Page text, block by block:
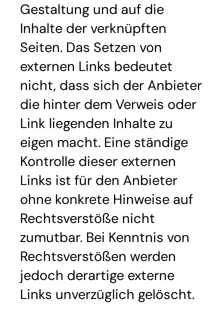
Gestaltung und auf die
Inhalte der verknüpften
Seiten. Das Setzen von
externen Links bedeutet
nicht, dass sich der Anbieter
die hinter dem Verweis oder
Link liegenden Inhalte zu
eigen macht. Eine ständige
Kontrolle dieser externen
Links ist für den Anbieter
ohne konkrete Hinweise auf
Rechtsverstöße nicht
zumutbar. Bei Kenntnis von
Rechtsverstößen werden
jedoch derartige externe
Links unverzüglich gelöscht.